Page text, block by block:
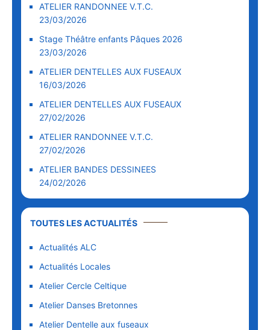
ATELIER RANDONNEE V.T.C.
23/03/2026
Stage Théâtre enfants Pâques 2026
23/03/2026
ATELIER DENTELLES AUX FUSEAUX
16/03/2026
ATELIER DENTELLES AUX FUSEAUX
27/02/2026
ATELIER RANDONNEE V.T.C.
27/02/2026
ATELIER BANDES DESSINEES
24/02/2026
TOUTES LES ACTUALITÉS
Actualités ALC
Actualités Locales
Atelier Cercle Celtique
Atelier Danses Bretonnes
Atelier Dentelle aux fuseaux